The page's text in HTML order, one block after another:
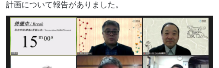
計画について報告がありました。